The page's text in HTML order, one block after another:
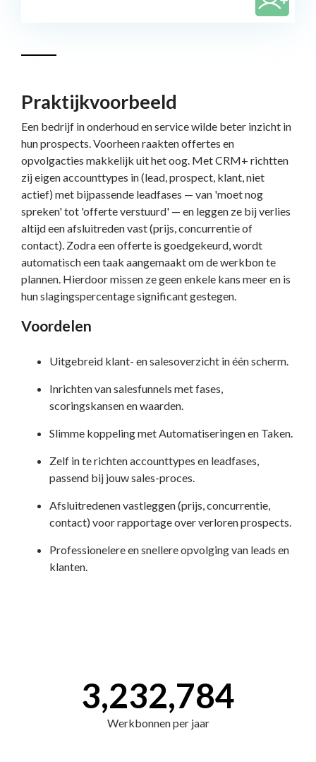
Praktijkvoorbeeld
Een bedrijf in onderhoud en service wilde beter inzicht in
hun prospects. Voorheen raakten offertes en
opvolgacties makkelijk uit het oog. Met CRM+ richtten
zij eigen accounttypes in (lead, prospect, klant, niet
actief) met bijpassende leadfases — van 'moet nog
spreken' tot 'offerte verstuurd' — en leggen ze bij verlies
altijd een afsluitreden vast (prijs, concurrentie of
contact). Zodra een offerte is goedgekeurd, wordt
automatisch een taak aangemaakt om de werkbon te
plannen. Hierdoor missen ze geen enkele kans meer en is
hun slagingspercentage significant gestegen.
Voordelen
Uitgebreid klant- en salesoverzicht in één scherm.
Inrichten van salesfunnels met fases,
scoringskansen en waarden.
Slimme koppeling met Automatiseringen en Taken.
Zelf in te richten accounttypes en leadfases,
passend bij jouw sales-proces.
Afsluitredenen vastleggen (prijs, concurrentie,
contact) voor rapportage over verloren prospects.
Professionelere en snellere opvolging van leads en
klanten.
3,232,784
Werkbonnen per jaar